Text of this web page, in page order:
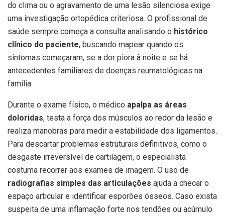
do clima ou o agravamento de uma lesão silenciosa exige
uma investigação ortopédica criteriosa. O profissional de
saúde sempre começa a consulta analisando o histórico
clínico do paciente, buscando mapear quando os
sintomas começaram, se a dor piora à noite e se há
antecedentes familiares de doenças reumatológicas na
família.
Durante o exame físico, o médico apalpa as áreas
doloridas, testa a força dos músculos ao redor da lesão e
realiza manobras para medir a estabilidade dos ligamentos.
Para descartar problemas estruturais definitivos, como o
desgaste irreversível de cartilagem, o especialista
costuma recorrer aos exames de imagem. O uso de
radiografias simples das articulações ajuda a checar o
espaço articular e identificar esporões ósseos. Caso exista
suspeita de uma inflamação forte nos tendões ou acúmulo